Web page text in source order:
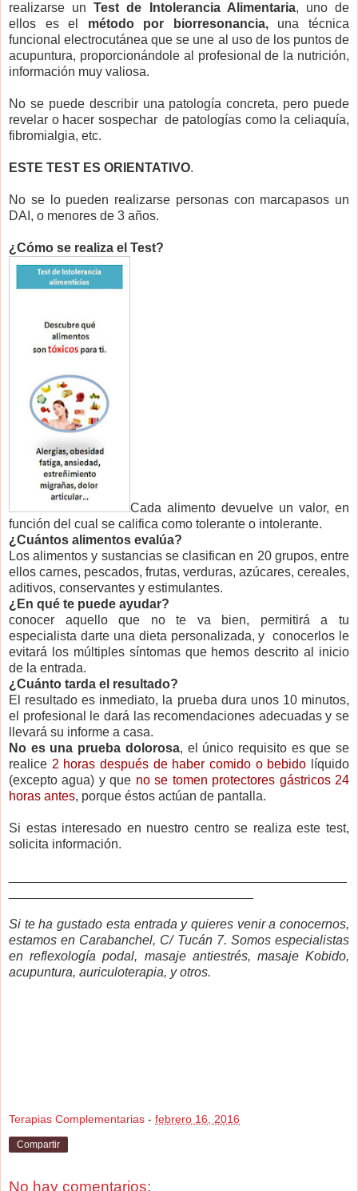
realizarse unTest de Intolerancia Alimentaria, uno de
ellos es el
método por biorresonancia,una técnica
funcional electrocutánea que se une al uso de los puntos de
acupuntura, proporcionándole al profesional de la nutrición,
información muy valiosa.
No se puede describir una patología concreta, pero puede
revelar o hacer sospechar de patologías como la celiaquía,
fibromialgia, etc.
ESTE TEST ES ORIENTATIVO.
No se lo pueden realizarse personas con marcapasos un
DAI, o menores de 3 años.
¿Cómo se realiza el Test?
Cada alimento devuelve un valor, en
función del cual se califica como tolerante o intolerante.
¿Cuántos alimentos evalúa?
Los alimentos y sustancias se clasifican en 20 grupos, entre
ellos carnes, pescados, frutas, verduras, azúcares, cereales,
aditivos, conservantes y estimulantes.
¿En qué te puede ayudar?
conocer aquello que no te va bien, permitirá a tu
especialista darte una dieta personalizada, y conocerlos le
evitará los múltiples síntomas que hemos descrito al inicio
de la entrada.
¿Cuánto tarda el resultado?
El resultado es inmediato, la prueba dura unos 10 minutos,
el profesional le dará las recomendaciones adecuadas y se
llevará su informe a casa.
No es una prueba dolorosa, el único requisito es que se
realice 2 horas después de haber comido o bebido líquido
(excepto agua) y que no se tomen protectores gástricos 24
horas antes, porque éstos actúan de pantalla.
Si estas interesado en nuestro centro se realiza este test,
solicita información.
Si te ha gustado esta entrada y quieres venir a conocernos,
estamos en Carabanchel, C/ Tucán 7. Somos especialistas
en reflexología podal, masaje antiestrés, masaje Kobido,
acupuntura, auriculoterapia, y otros.
Terapias Complementarias - febrero 16, 2016
Compartir
No hay comentarios: